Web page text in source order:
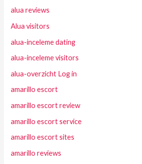
alua reviews
Alua visitors
alua-inceleme dating
alua-inceleme visitors
alua-overzicht Log in
amarillo escort
amarillo escort review
amarillo escort service
amarillo escort sites
amarillo reviews